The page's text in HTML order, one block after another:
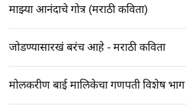
माझ्या आनंदाचे गोत्र (मराठी कविता)
जोडण्यासारखं बरंच आहे - मराठी कविता
मोलकरीण बाई मालिकेचा गणपती विशेष भाग